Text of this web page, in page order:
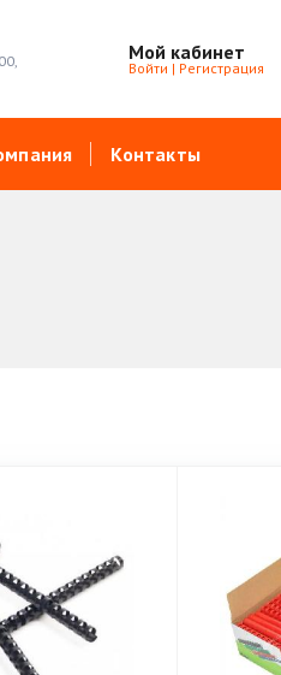
Мой кабинет
Войти | Регистрация
Контакты